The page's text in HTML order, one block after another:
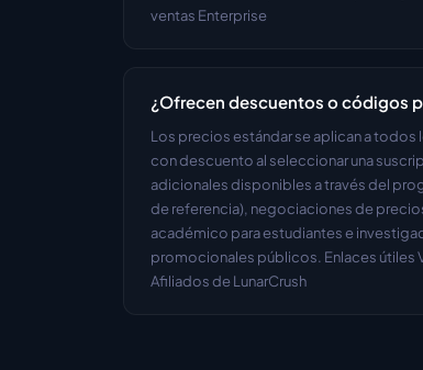
ventas Enterprise
¿Ofrecen descuentos o códigos
Los precios estándar se aplican a
con descuento al seleccionar una
adicionales disponibles a través del
de referencia), negociaciones de
académico para estudiantes e
promocionales públicos. Enlaces útiles
Afiliados de LunarCrush